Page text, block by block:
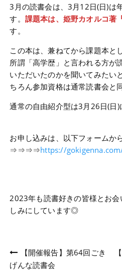
3月の読書会は、3月12日(日)は
す。 課題本は、姫野カオルコ著
す。
この本は、兼ねてから課題本と
所謂「高学歴」と言われる方が
いただいたのかを聞いてみたい
ちろん参加資格は通常読書会と
通常の自由紹介型は3月26日(日)
お申し込みは、以下フォームか
⇒⇒⇒⇒https://
2023年も読書好きの皆様とお
しみにしています◎
投
稿
【開催報告】第64回ごき
げんな読書会